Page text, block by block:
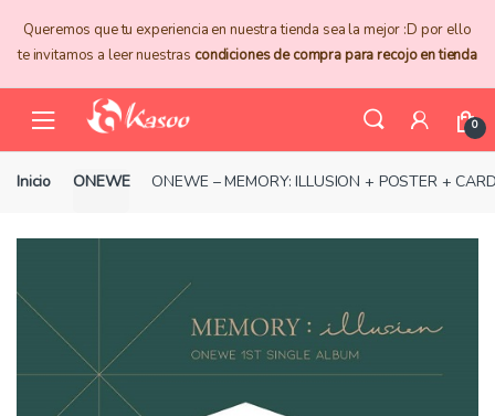
navigation
content
Queremos que tu experiencia en nuestra tienda sea la mejor :D por ello
te invitamos a leer nuestras condiciones de compra para recojo en tienda
0
Inicio ONEWE ONEWE – MEMORY: ILLUSION + POSTER +